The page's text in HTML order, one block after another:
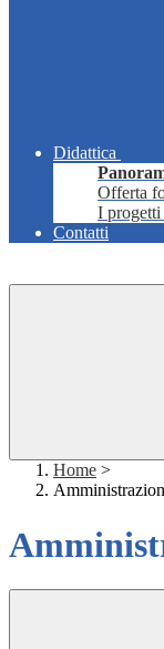
Didattica
Offerta
I progetti
Contatti
Home >